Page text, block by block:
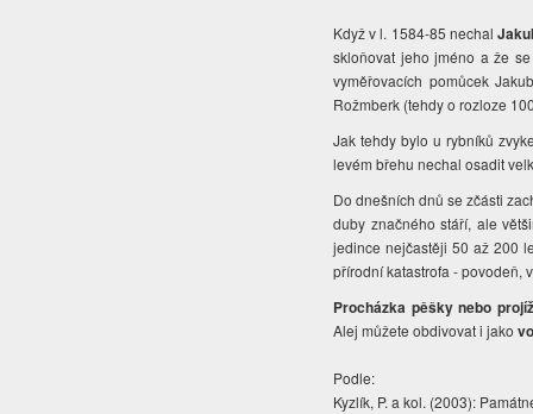
Když v l. 1584-85 nechal
skloňovat jeho jméno a že
vyměřovacích pomůcek
Rožmberk (tehdy o rozloze
Jak tehdy bylo u rybníků
levém břehu nechal osadit
Do dnešních dnů se zčásti
duby značného stáří, ale
jedince nejčastěji 50 až 200
přírodní katastrofa - povodeň,
Procházka pěšky nebo
Alej můžete obdivovat i jako
Podle:
Kyzlík, P. a kol. (2003):